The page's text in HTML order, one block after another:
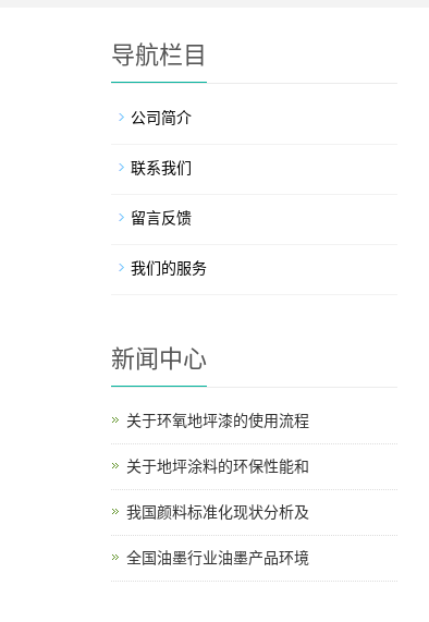
导航栏目
公司简介
联系我们
留言反馈
我们的服务
新闻中心
关于环氧地坪漆的使用流程
关于地坪涂料的环保性能和
我国颜料标准化现状分析及
全国油墨行业油墨产品环境